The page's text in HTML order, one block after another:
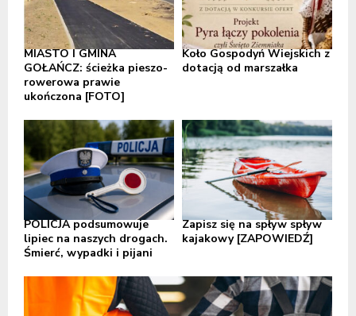
MIASTO I GMINA
GOŁAŃCZ: ścieżka pieszo-
rowerowa prawie
ukończona [FOTO]
Koło Gospodyń Wiejskich z
dotacją od marszałka
POLICJA podsumowuje
lipiec na naszych drogach.
Śmierć, wypadki i pijani
Zapisz się na spływ spływ
kajakowy [ZAPOWIEDŹ]